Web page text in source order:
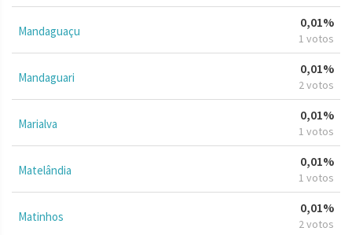
Mandaguaçu
0,01%
1 votos
Mandaguari
0,01%
2 votos
Marialva
0,01%
1 votos
Matelândia
0,01%
1 votos
Matinhos
0,01%
2 votos